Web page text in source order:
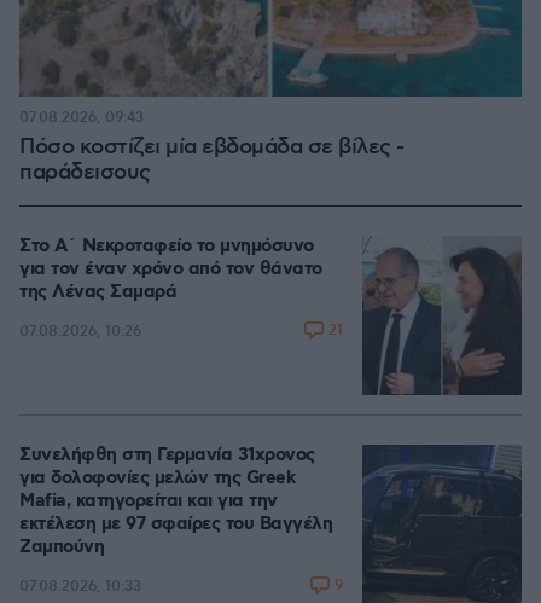
Πόσο κοστίζει μία εβδομάδα σε βίλες -
παράδεισους
07.08.2026, 09:43
Στο Α΄ Νεκροταφείο το μνημόσυνο
για τον έναν χρόνο από τον θάνατο
της Λένας Σαμαρά
07.08.2026, 10:26 21
Συνελήφθη στη Γερμανία 31χρονος
για δολοφονίες μελών της Greek
Mafia, κατηγορείται και για την
εκτέλεση με 97 σφαίρες του Βαγγέλη
Ζαμπούνη
07.08.2026, 10:33 9